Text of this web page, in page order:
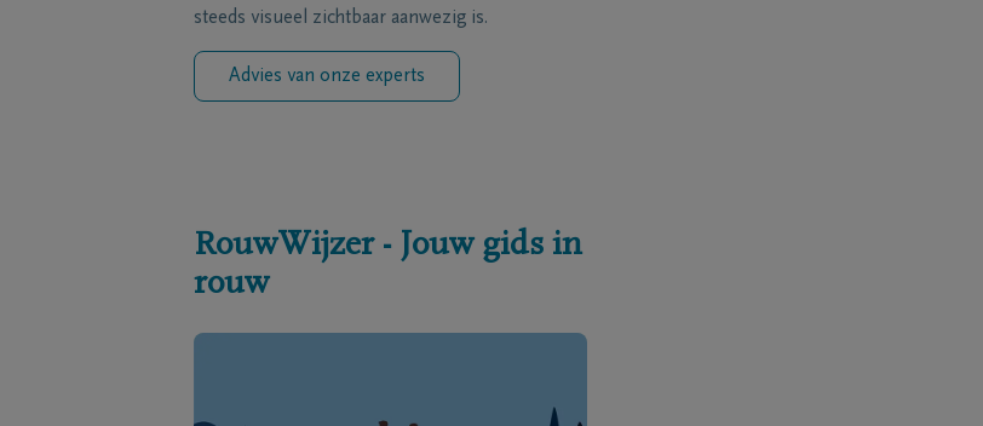
steeds visueel zichtbaar aanwezig is.
Advies van onze experts
RouwWijzer - Jouw gids in
rouw